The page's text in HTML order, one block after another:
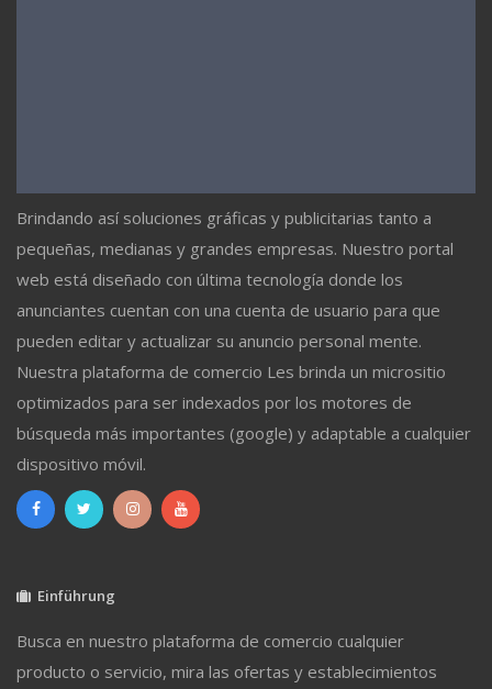
Brindando así soluciones gráficas y publicitarias tanto a
pequeñas, medianas y grandes empresas. Nuestro portal
web está diseñado con última tecnología donde los
anunciantes cuentan con una cuenta de usuario para que
pueden editar y actualizar su anuncio personal mente.
Nuestra plataforma de comercio Les brinda un micrositio
optimizados para ser indexados por los motores de
búsqueda más importantes (google) y adaptable a cualquier
dispositivo móvil.
Einführung
Busca en nuestro plataforma de comercio cualquier
producto o servicio, mira las ofertas y establecimientos